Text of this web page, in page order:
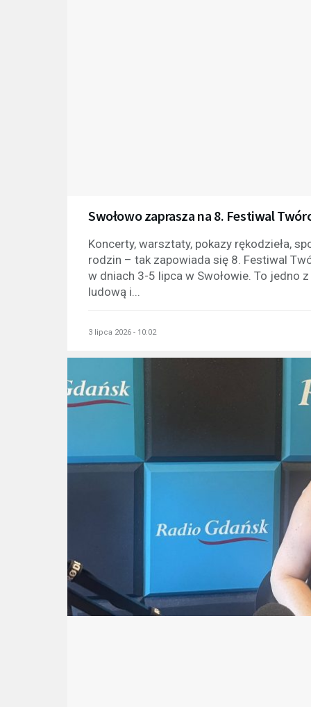
Swołowo zaprasza na 8. Festiwal
Koncerty, warsztaty, pokazy rękodzieła,
rodzin – tak zapowiada się 8. Festiwal
w dniach 3-5 lipca w Swołowie. To jedno
ludową i...
3 lipca 2026 - 10:02